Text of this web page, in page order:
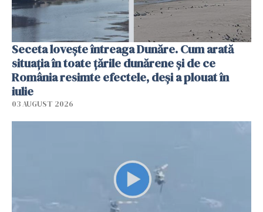
Seceta lovește întreaga Dunăre. Cum arată
situația în toate țările dunărene și de ce
România resimte efectele, deși a plouat în
iulie
03 AUGUST 2026